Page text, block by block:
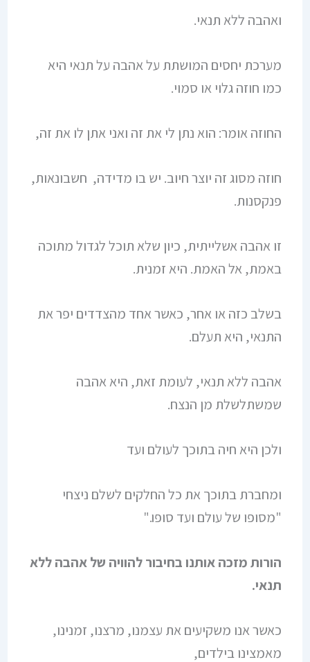
ואהבה ללא תנאי.
מערכת יחסים המושתת על אהבה על תנאי היא
כמו חוזה גלוי או סמוי.
החוזה אומר: הוא נתן לי את זה ואני אתן לו את זה,
חוזה מסוג זה יוצר חיוב. יש בו מדידה, חשבונאות,
פנקסנות.
זו אהבה אשלייתית, כיון שלא תוכל לגדול מתוכה
באמת, אל האמת. היא זמנית.
בשלב כזה או אחר, כאשר אחד מהצדדים יפר את
התנאי, היא תעלם.
אהבה ללא תנאי, לעומת זאת, היא אהבה
שמשתלשלת מן הנצח.
ולכן היא חיה בתוכך לעולם ועד
ומחברת בתוכך את כל החלקים לשלם ניצחי
"מסופו של עולם ועד סופו."
הורות מזכה אותנו בחיבור להוויה של אהבה ללא
תנאי.
כאשר אנו משקיעים את עצמנו, מרצנו, זמנינו,
מאמצינו בילדים,